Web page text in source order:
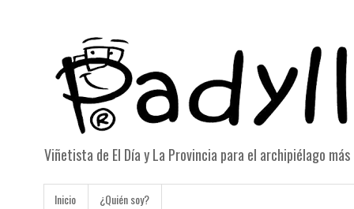
Viñetista de El Día y La Provincia para el archipiélago
Inicio ¿Quién soy?